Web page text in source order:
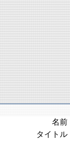
名前
タイトル